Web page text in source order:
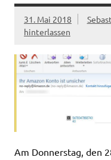
31. Mai 2018
hinterlassen
Am Donnerstag, den